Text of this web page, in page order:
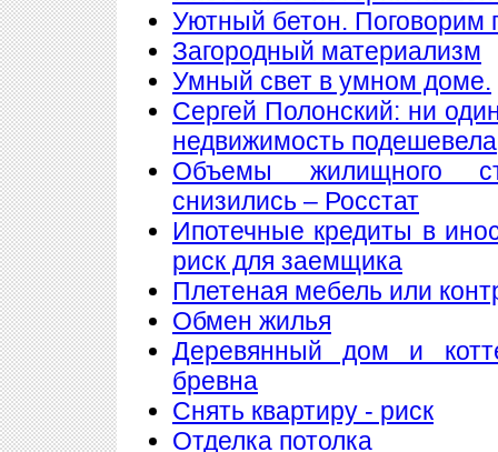
Уютный бетон. Поговорим
Загородный материализм
Умный свет в умном доме.
Сергей Полонский: ни
недвижимость подешевела
Объемы жилищного
снизились – Росстат
Ипотечные кредиты в
риск для заемщика
Плетеная мебель или
Обмен жилья
Деревянный дом и
бревна
Снять квартиру - риск
Отделка потолка